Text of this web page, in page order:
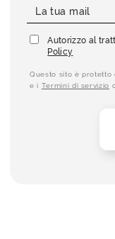
Autorizzo al
Policy
Questo sito è protetto
e i Termini di servizio